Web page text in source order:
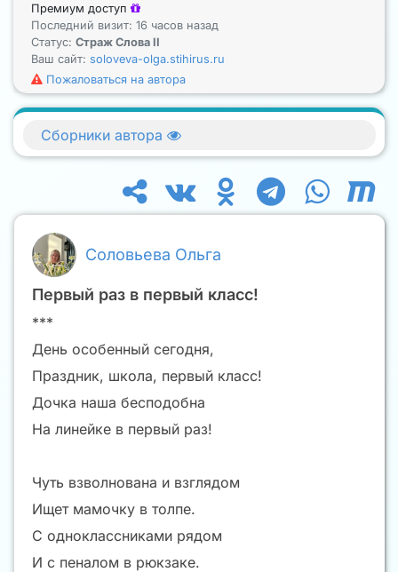
Премиум доступ
Последний визит: 16 часов назад
Статус: Страж Слова II
Ваш сайт: soloveva-olga.stihirus.ru
Пожаловаться на автора
Соловьева Ольга
Первый раз в первый класс!
***
День особенный сегодня,
Праздник, школа, первый класс!
Дочка наша бесподобна
На линейке в первый раз!
Чуть взволнована и взглядом
Ищет мамочку в толпе.
С одноклассниками рядом
И с пеналом в рюкзаке.
Сборники автора